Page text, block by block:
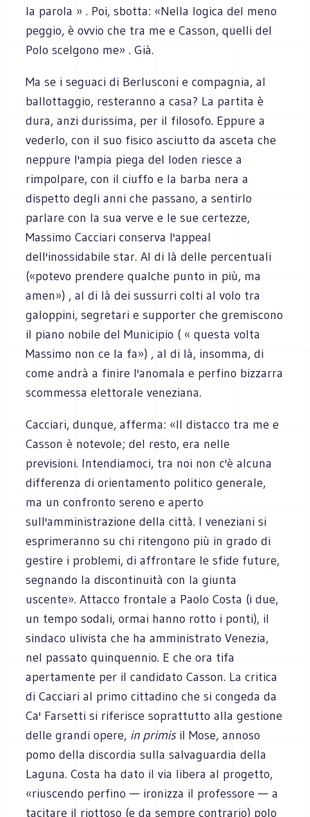
la parola » . Poi, sbotta: «Nella logica del meno
peggio, è ovvio che tra me e Casson, quelli del
Polo scelgono me» . Già.
Ma se i seguaci di Berlusconi e compagnia, al
ballottaggio, resteranno a casa? La partita è
dura, anzi durissima, per il filosofo. Eppure a
vederlo, con il suo fisico asciutto da asceta che
neppure l'ampia piega del loden riesce a
rimpolpare, con il ciuffo e la barba nera a
dispetto degli anni che passano, a sentirlo
parlare con la sua verve e le sue certezze,
Massimo Cacciari conserva l'appeal
dell'inossidabile star. Al di là delle percentuali
(«potevo prendere qualche punto in più, ma
amen») , al di là dei sussurri colti al volo tra
galoppini, segretari e supporter che gremiscono
il piano nobile del Municipio ( « questa volta
Massimo non ce la fa») , al di là, insomma, di
come andrà a finire l'anomala e perfino bizzarra
scommessa elettorale veneziana.
Cacciari, dunque, afferma: «Il distacco tra me e
Casson è notevole; del resto, era nelle
previsioni. Intendiamoci, tra noi non c'è alcuna
differenza di orientamento politico generale,
ma un confronto sereno e aperto
sull'amministrazione della città. I veneziani si
esprimeranno su chi ritengono più in grado di
gestire i problemi, di affrontare le sfide future,
segnando la discontinuità con la giunta
uscente». Attacco frontale a Paolo Costa (i due,
un tempo sodali, ormai hanno rotto i ponti), il
sindaco ulivista che ha amministrato Venezia,
nel passato quinquennio. E che ora tifa
apertamente per il candidato Casson. La critica
di Cacciari al primo cittadino che si congeda da
Ca' Farsetti si riferisce soprattutto alla gestione
delle grandi opere, in primisil Mose, annoso
pomo della discordia sulla salvaguardia della
Laguna. Costa ha dato il via libera al progetto,
«riuscendo perfino — ironizza il professore — a
tacitare il riottoso (e da sempre contrario) polo